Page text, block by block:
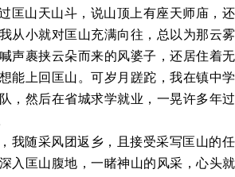
匡山天山斗，说山顶上有座天师庙，还
从小就对匡山充满向往，总以为那云雾
声裹挟云朵而来的风婆子，还居住着无
能上回匡山。可岁月蹉跎，我在镇中学
，然后在省城求学就业，一晃许多年过
我随采风团返乡，且接受采写匡山的任
入匡山腹地，一睹神山的风采，心头就